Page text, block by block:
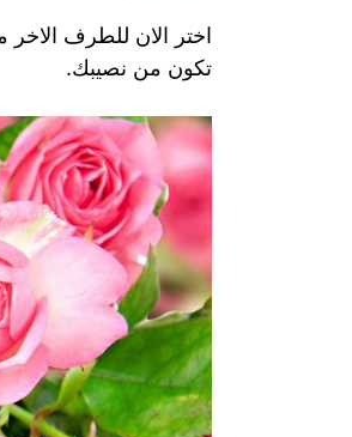
اختر الان للطرف
تكون من نصيبك.